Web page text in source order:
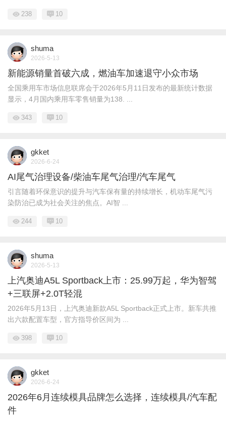
238 10
shuma
2026-5-13
新能源销量首破六成，燃油车加速退守小众市场
全国乘用车市场信息联席会于2026年5月11日发布的最新统计数据
显示，4月国内乘用车零售销量为138. ...
343 10
gkket
2026-6-24
AI尾气治理设备/柴油车尾气治理/汽车尾气
引言随着环保意识的提升与汽车保有量的持续增长，机动车尾气污
染防治已成为社会关注的焦点。AI智 ...
244 10
shuma
2026-5-13
上汽奥迪A5L Sportback上市：25.99万起，华为智驾
+三联屏+2.0T轻混
2026年5月13日，上汽奥迪新款A5L Sportback正式上市。新车共推
出六款配置车型，官方指导价区间为 ...
398 10
gkket
2026-6-24
2026年6月连续模具品牌怎么选择，连续模具/汽车配
件